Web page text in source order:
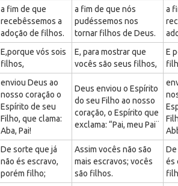
a fim de que
recebêssemos a
adoção de filhos.
a fim de que nós
pudéssemos nos
tornar filhos de Deus.
a
E,porque vós sois
filhos,
E, para mostrar que
vocês são seus filhos,
E
enviou Deus ao
nosso coração o
Espírito de seu
Filho, que clama:
Aba, Pai!
Deus enviou o Espírito
do seu Filho ao nosso
coração, o Espírito que
exclama: “Pai, meu Pai¨
De sorte que já
não és escravo,
porém filho;
Assim vocês não são
mais escravos; vocês
são filhos.
De
és